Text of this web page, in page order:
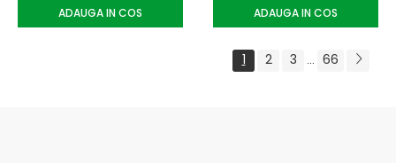
ADAUGA IN COS ADAUGA IN COS
1 2 3 ... 66